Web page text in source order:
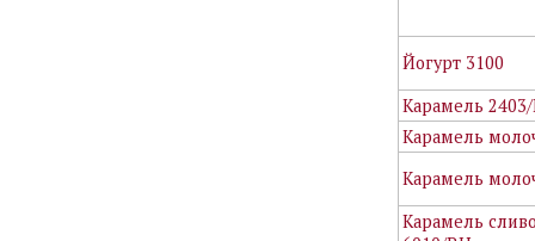
Йогурт 3100
Карамель
Карамель
Карамель
Карамель